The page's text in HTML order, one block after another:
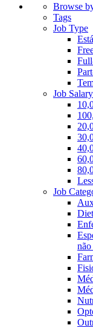
Browse
Tags
Job Type
Job Salary
Job